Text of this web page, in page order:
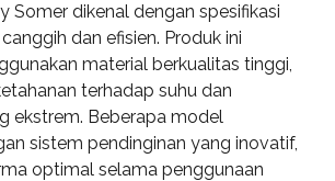
Somer dikenal dengan spesifikasi
dan efisien. Produk ini
material berkualitas tinggi,
terhadap suhu dan
ekstrem. Beberapa model
sistem pendinginan yang inovatif,
optimal selama penggunaan